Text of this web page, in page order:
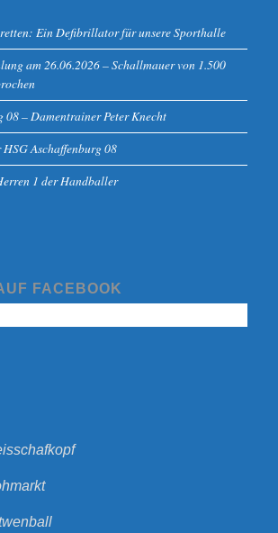
Ein Defibrillator für unsere Sporthalle
am 26.06.2026 – Schallmauer von 1.500
08 – Damentrainer Peter Knecht
Aschaffenburg 08
1 der Handballer
FACEBOOK